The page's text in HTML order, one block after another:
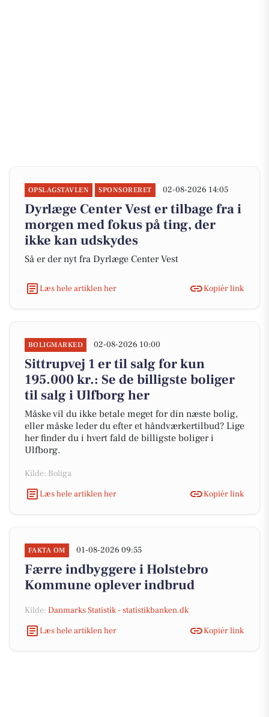
OPSLAGSTAVLEN SPONSORERET 02-08-2026 14:05
Dyrlæge Center Vest er tilbage fra i
morgen med fokus på ting, der
ikke kan udskydes
Så er der nyt fra Dyrlæge Center Vest
Læs hele artiklen her Kopiér link
BOLIGMARKED 02-08-2026 10:00
Sittrupvej 1 er til salg for kun
195.000 kr.: Se de billigste boliger
til salg i Ulfborg her
Måske vil du ikke betale meget for din næste bolig,
eller måske leder du efter et håndværkertilbud? Lige
her finder du i hvert fald de billigste boliger i
Ulfborg.
Kilde: Boliga
Læs hele artiklen her
Kopiér link
FAKTA OM 01-08-2026 09:55
Færre indbyggere i Holstebro
Kommune oplever indbrud
Kilde: Danmarks Statistik - statistikbanken.dk
Læs hele artiklen her
Kopiér link